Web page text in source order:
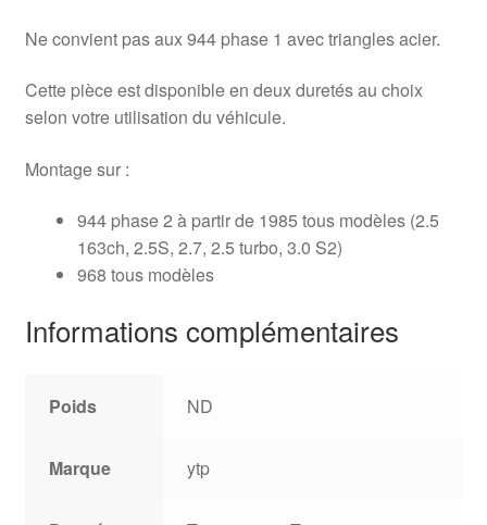
Ne convient pas aux 944 phase 1 avec triangles acier.
Cette pièce est disponible en deux duretés au choix
selon votre utilisation du véhicule.
Montage sur :
944 phase 2 à partir de 1985 tous modèles (2.5
163ch, 2.5S, 2.7, 2.5 turbo, 3.0 S2)
968 tous modèles
Informations complémentaires
Poids ND
Marque ytp